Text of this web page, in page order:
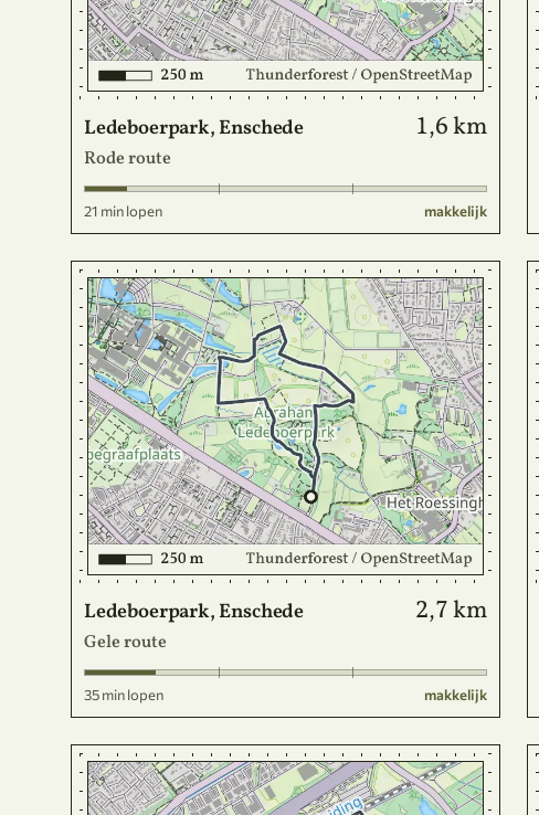
Ledeboerpark, Enschede 1,6 km
Rode route
21 min lopen makkelijk
Ledeboerpark, Enschede 2,7 km
Gele route
35 min lopen makkelijk